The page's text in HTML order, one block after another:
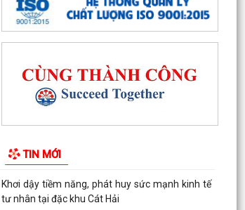
TIN MỚI
Đặc khu Cát Hải đẩy mạnh triển khai Nghị quyết
số 57-NQ/TW, tạo đột phá về khoa học, công
UBND đặc khu Cát Hải đánh giá kết quả phát
triển kinh tế - xã hội tháng 7, triển khai nhiệm
Đặc khu Cát Hải đẩy mạnh chuyển đổi số, thúc
vực du...
Đặc khu Cát Hải đẩy mạnh thực hiện Nghị quyết
số 68-NQ/TW về phát triển kinh tế tư nhân